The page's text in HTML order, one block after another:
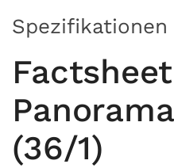
Spezifikationen
Factsheet
(36/1)